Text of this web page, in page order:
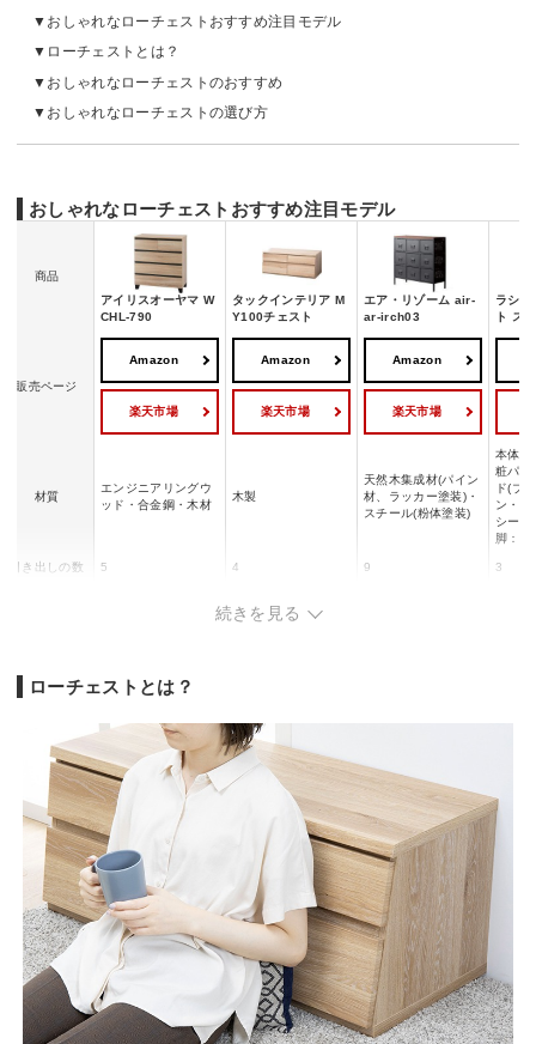
おしゃれなローチェストおすすめ注目モデル
ローチェストとは？
おしゃれなローチェストのおすすめ
おしゃれなローチェストの選び方
おしゃれなローチェストおすすめ注目モデル
商品
アイリスオーヤマ W
CHL-790
タックインテリア M
Y100チェスト
エア・リゾーム air-
ar-irch03
ラシク
ト ス
販売ページ
Amazon
楽天市場
Amazon
楽天市場
Amazon
楽天市場
材質
エンジニアリングウ
ッド・合金鋼・木材
木製
天然木集成材(パイン
材、ラッカー塗装)・
スチール(粉体塗装)
本体：
粧パー
ド(ブ
ン・ナ
シート
脚：ス
引き出しの数 5 4 9 3
組み立て 要
サイズ
約幅79×奥行39×高
さ88 cm
幅101×奥行42cm×
8 cm
続きを見る
ローチェストとは？